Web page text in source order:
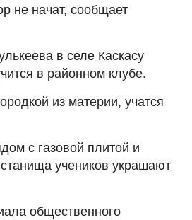
не начат, сообщает
в селе Каскасу
в районном клубе.
из материи, учатся
с газовой плитой и
учеников украшают
общественного